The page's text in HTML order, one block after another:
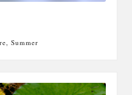
,Summer